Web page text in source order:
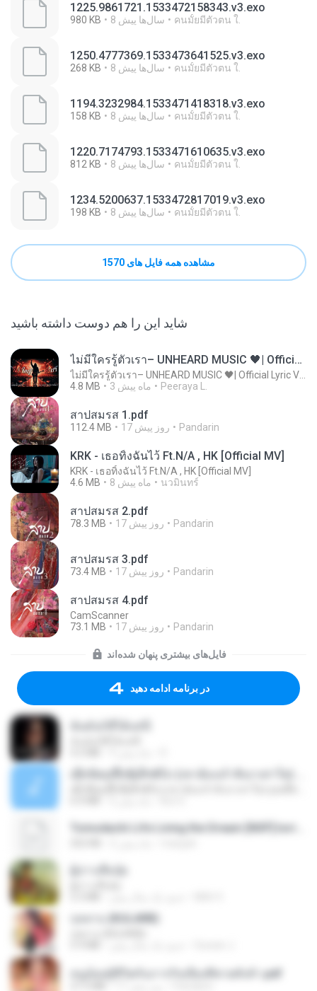
1225.9861721.1533472158343.v3.exo
980 KB 8 سال‌ها پیش คนมั้ยมีตัวตน ใ.
1250.4777369.1533473641525.v3.exo
268 KB 8 سال‌ها پیش คนมั้ยมีตัวตน ใ.
1194.3232984.1533471418318.v3.exo
158 KB 8 سال‌ها پیش คนมั้ยมีตัวตน ใ.
1220.7174793.1533471610635.v3.exo
812 KB 8 سال‌ها پیش คนมั้ยมีตัวตน ใ.
1234.5200637.1533472817019.v3.exo
198 KB 8 سال‌ها پیش คนมั้ยมีตัวตน ใ.
مشاهده همه فایل های 1570
شاید این را هم دوست داشته باشید
ไม่มีใครรู้ตัวเรา– UNHEARD MUSIC 🖤| Official Lyric Video | เพลงสู้ชีวิต
4.8 MB
3 ماه پیش Peeraya L.
สาปสมรส 1.pdf
112.4 MB 17 روز پیش Pandarin
KRK - เธอทิ้งฉันไว้ Ft.N/A , HK [Official MV]
KRK - เธอทิ้งฉันไว้ Ft.N/A , HK [Official MV]
4.6 MB
8 ماه پیش นวมินทร์
สาปสมรส 2.pdf
78.3 MB 17 روز پیش Pandarin
สาปสมรส 3.pdf
73.4 MB 17 روز پیش Pandarin
สาปสมรส 4.pdf
CamScanner
73.1 MB
17 روز پیش Pandarin
فایل‌های بیشتری پنهان شده‌اند
در برنامه ادامه دهید
กุหลาบ (KULARB)
หนูน้อยสู้ชีวิตกับภารกิจเลี้ยงพี่ชายทั้งห้า.pdf